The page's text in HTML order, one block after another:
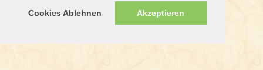
Cookies Ablehnen Akzeptieren